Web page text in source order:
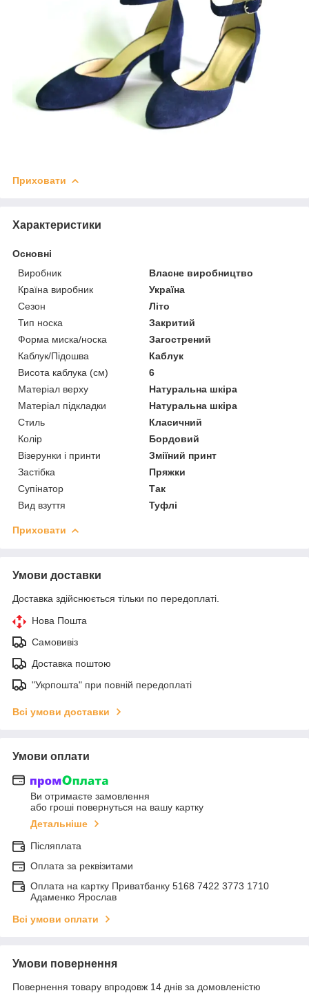
Приховати
Характеристики
Основні
Виробник
Власне виробництво
Країна виробник
Україна
Сезон
Літо
Тип носка
Закритий
Форма миска/носка
Загострений
Каблук/Підошва
Каблук
Висота каблука (см)
6
Матеріал верху
Натуральна шкіра
Матеріал підкладки
Натуральна шкіра
Стиль
Класичний
Колір
Бордовий
Візерунки і принти
Зміїний принт
Застібка
Пряжки
Супінатор
Так
Вид взуття
Туфлі
Приховати
Умови доставки
Доставка здійснюється тільки по передоплаті.
Нова Пошта
Самовивіз
Доставка поштою
"Укрпошта" при повній передоплаті
Всі умови доставки
Умови оплати
Ви отримаєте замовлення
або гроші повернуться на вашу картку
Детальніше
Післяплата
Оплата за реквізитами
Оплата на картку Приватбанку 5168 7422 3773 1710
Адаменко Ярослав
Всі умови оплати
Умови повернення
Повернення товару впродовж 14 днів за домовленістю